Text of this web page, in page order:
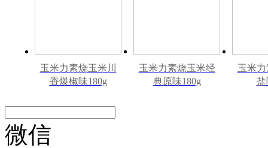
玉米力素烧玉米川
香爆椒味180g
玉米力素烧玉米经
典原味180g
玉米
盐
微信